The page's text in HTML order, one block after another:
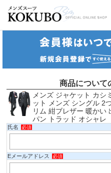
商品について
メンズ ジャケット カシ
ット メンズ シングル 2
リム 紺ブレザー 暖かい
パン トラッド オシャレ
氏名 必須
Eメールアドレス 必須